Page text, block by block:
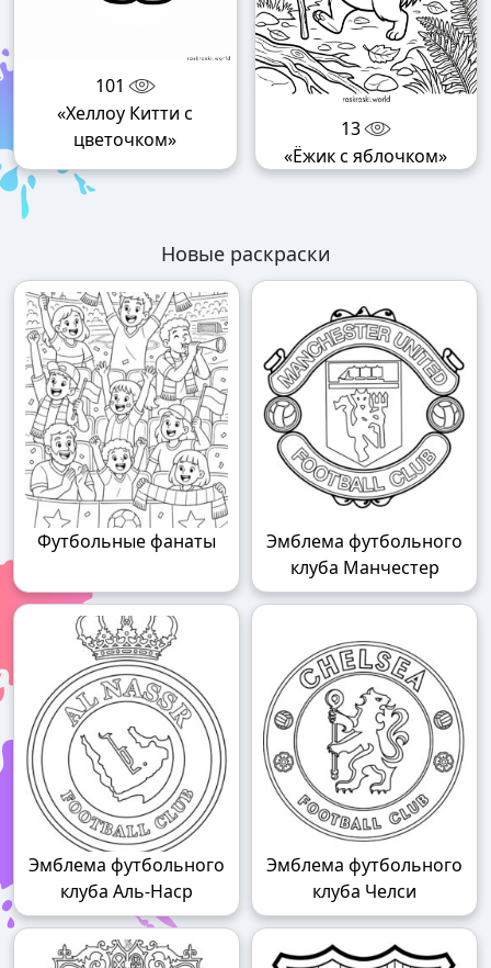
101
«Хеллоу Китти с
цветочком»
13
«Ёжик с яблочком»
Новые раскраски
Футбольные фанаты
Эмблема футбольного
клуба Манчестер
Эмблема футбольного
клуба Аль-Наср
Эмблема футбольного
клуба Челси